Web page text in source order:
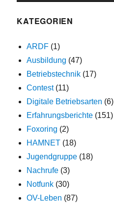
KATEGORIEN
ARDF (1)
Ausbildung (47)
Betriebstechnik (17)
Contest(11)
Digitale Betriebsarten (6)
Erfahrungsberichte (151)
Foxoring (2)
HAMNET (18)
Jugendgruppe (18)
Nachrufe (3)
Notfunk (30)
OV-Leben (87)